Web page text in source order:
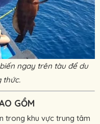
ngay trên tàu để du
thức.
GỒM
trong khu vực trung tâm